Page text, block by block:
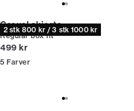
2 stk 800 kr / 3 stk 1000 kr
Casual skjorte
Regular box fit
I alt (inkl. rabat)
499 kr
5 Farver